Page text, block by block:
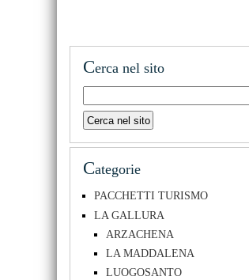
Cerca nel sito
Categorie
PACCHETTI TURISMO
LA GALLURA
ARZACHENA
LA MADDALENA
LUOGOSANTO